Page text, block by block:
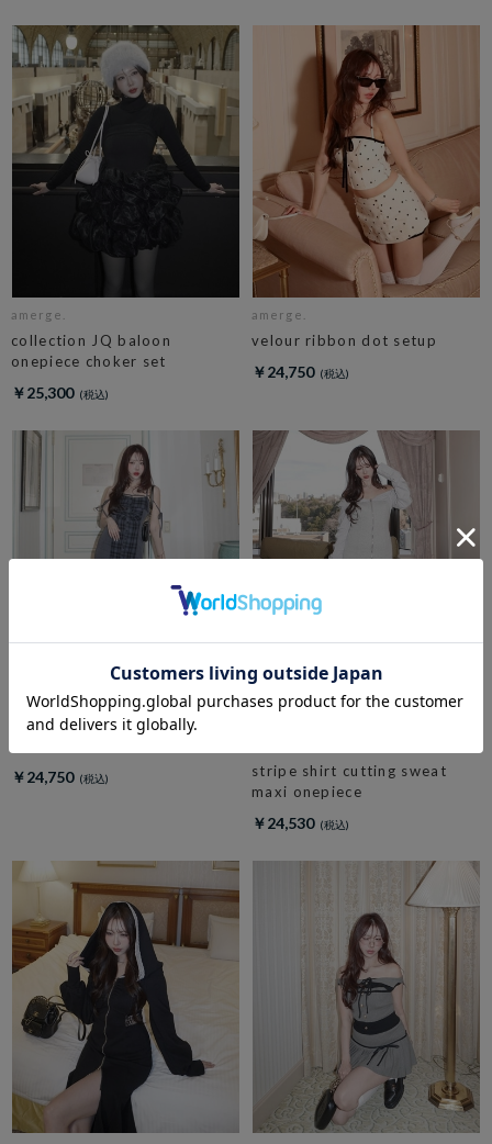
amerge.
collection JQ baloon
onepiece choker set
￥25,300
amerge.
velour ribbon dot setup
￥24,750
amerge.
￥24,750
stripe shirt cutting sweat
maxi onepiece
￥24,530